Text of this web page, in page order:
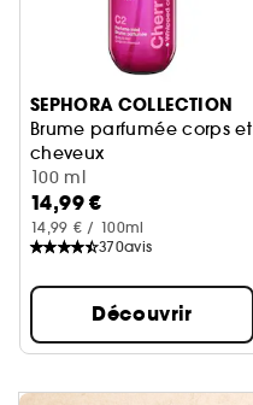
Ignorer le carrousel
SEPHORA COLLECTION
Brume parfumée corps et
cheveux
Cerise + crème fouettée
100 ml
14,99 €
14,99 € / 100ml
370avis
Découvrir